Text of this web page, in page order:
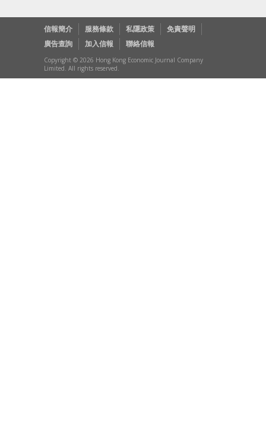
信報簡介 服務條款 私隱政策
免責聲明
廣告查詢
加入信報 聯絡信報
Copyright © 2026 Hong Kong Economic Journal Company
Limited. All rights reserved.